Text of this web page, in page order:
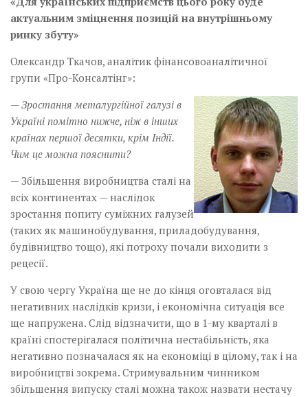
актуальним зміцнення позицій на внутрішньому
ринку збуту»
Олександр Ткачов, аналітик фінансовоаналітичної
групи «Про-Консалтінг»:
— Зростання металургійної галузі в
Україні помітно нижче, ніж в інших
країнах першої десятки, крім Індії.
Чим це можна пояснити?
— Збільшення виробництва сталі на
всіх континентах — наслідок
зростання попиту суміжних галузей
(таких як машинобудування, приладобудування,
будівництво тощо), які потроху почали виходити з
рецесії.
У свою чергу Україна ще не до кінця оговталася від
негативних наслідків кризи, і економічна ситуація все
ще напружена. Слід відзначити, що в 1-му кварталі в
країні спостерігалася політична нестабільність, яка
негативно позначалася як на економіці в цілому, так і на
виробництві зокрема. Стримувальним чинником
збільшення випуску сталі можна також назвати нестачу